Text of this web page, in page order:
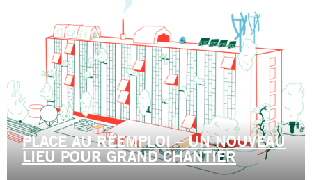
PLACE AU RÉEMPLOI – UN NOUVEAU
LIEU POUR GRAND CHANTIER